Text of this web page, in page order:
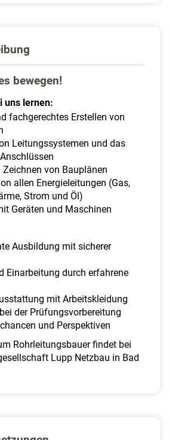
bewegen!
uns lernen:
fachgerechtes Erstellen von
Leitungssystemen und das
Zeichnen von Bauplänen
allen Energieleitungen (Gas,
Strom und Öl)
Geräten und Maschinen
Ausbildung mit sicherer
Einarbeitung durch erfahrene
mit Arbeitskleidung
der Prüfungsvorbereitung
und Perspektiven
Rohrleitungsbauer findet bei
Lupp Netzbau in Bad